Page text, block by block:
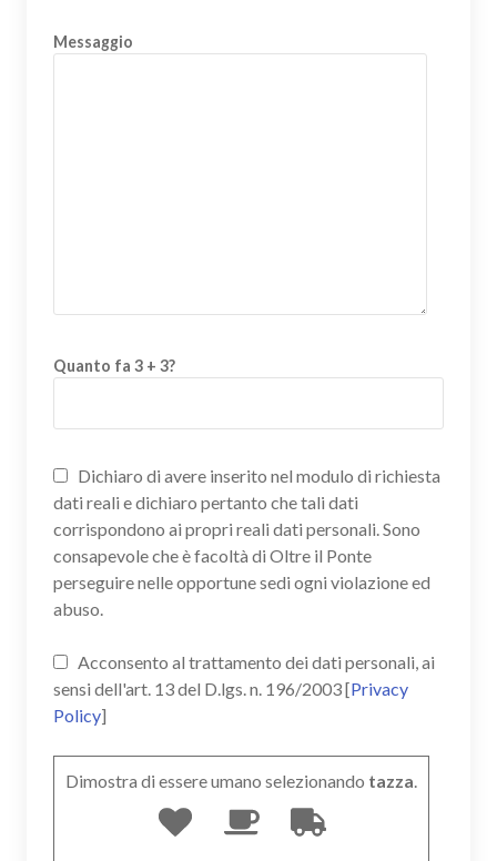
Messaggio
Quanto fa 3 + 3?
Dichiaro di avere inserito nel modulo di richiesta
dati reali e dichiaro pertanto che tali dati
corrispondono ai propri reali dati personali. Sono
consapevole che è facoltà di Oltre il Ponte
perseguire nelle opportune sedi ogni violazione ed
abuso.
Acconsento al trattamento dei dati personali, ai
sensi dell'art. 13 del D.lgs. n. 196/2003 [Privacy
Policy]
Dimostra di essere umano selezionando tazza.